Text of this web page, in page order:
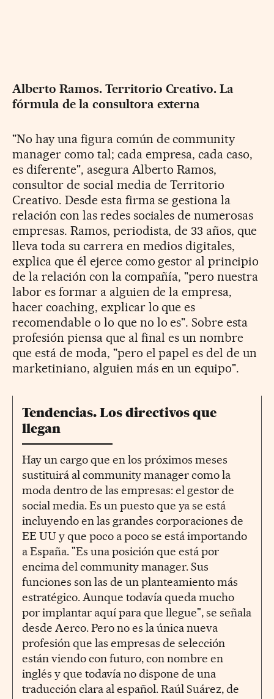
Alberto Ramos. Territorio Creativo. La
fórmula de la consultora externa
"No hay una figura común de community
manager como tal; cada empresa, cada caso,
es diferente", asegura Alberto Ramos,
consultor de social media de Territorio
Creativo. Desde esta firma se gestiona la
relación con las redes sociales de numerosas
empresas. Ramos, periodista, de 33 años, que
lleva toda su carrera en medios digitales,
explica que él ejerce como gestor al principio
de la relación con la compañía, "pero nuestra
labor es formar a alguien de la empresa,
hacer coaching, explicar lo que es
recomendable o lo que no lo es". Sobre esta
profesión piensa que al final es un nombre
que está de moda, "pero el papel es del de un
marketiniano, alguien más en un equipo".
Tendencias. Los directivos que
llegan
Hay un cargo que en los próximos meses
sustituirá al community manager como la
moda dentro de las empresas: el gestor de
social media. Es un puesto que ya se está
incluyendo en las grandes corporaciones de
EE UU y que poco a poco se está importando
a España. "Es una posición que está por
encima del community manager. Sus
funciones son las de un planteamiento más
estratégico. Aunque todavía queda mucho
por implantar aquí para que llegue", se señala
desde Aerco. Pero no es la única nueva
profesión que las empresas de selección
están viendo con futuro, con nombre en
inglés y que todavía no dispone de una
traducción clara al español. Raúl Suárez, de